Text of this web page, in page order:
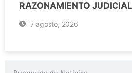
RAZONAMIENTO JUDICIAL
7 agosto, 2026